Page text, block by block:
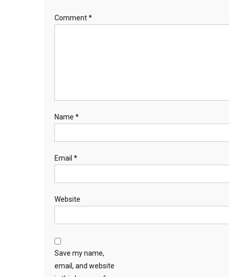
Comment*
Name *
Email *
Website
Save my name,
email, and website